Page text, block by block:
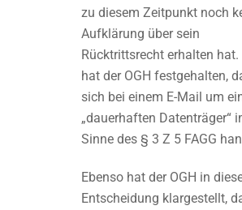
zu diesem Zeitpunkt noch
Aufklärung über sein
Rücktrittsrecht erhalten hat.
hat der OGH festgehalten,
sich bei einem E-Mail um
„dauerhaften Datenträger“
Sinne des § 3 Z 5 FAGG
Ebenso hat der OGH in
Entscheidung klargestellt,